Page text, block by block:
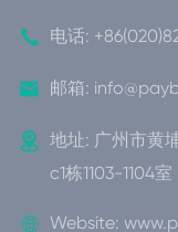
 电话:
 邮箱:
 地址: 广州市黄
c1栋1103-1104室
 Website: